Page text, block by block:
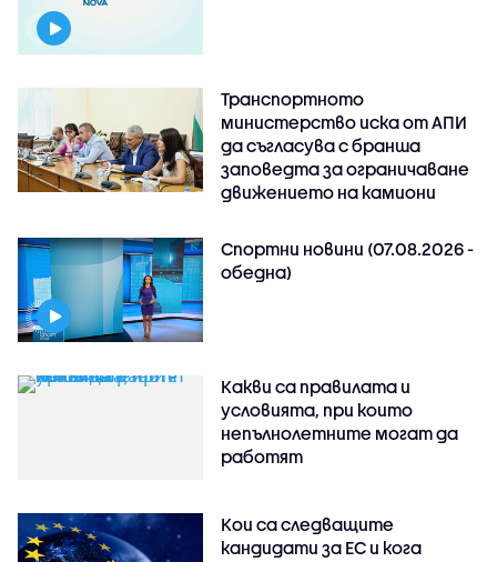
Транспортното
министерство иска от АПИ
да съгласува с бранша
заповедта за ограничаване
движението на камиони
Спортни новини (07.08.2026 -
обедна)
Какви са правилата и
условията, при които
непълнолетните могат да
работят
Кои са следващите
кандидати за ЕС и кога